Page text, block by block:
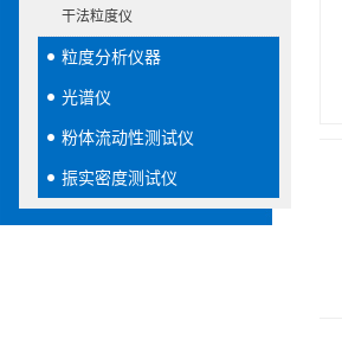
干法粒度仪
粒度分析仪器
光谱仪
粉体流动性测试仪
振实密度测试仪